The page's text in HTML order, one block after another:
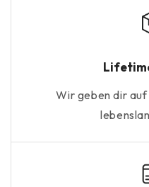
Wir geben dir